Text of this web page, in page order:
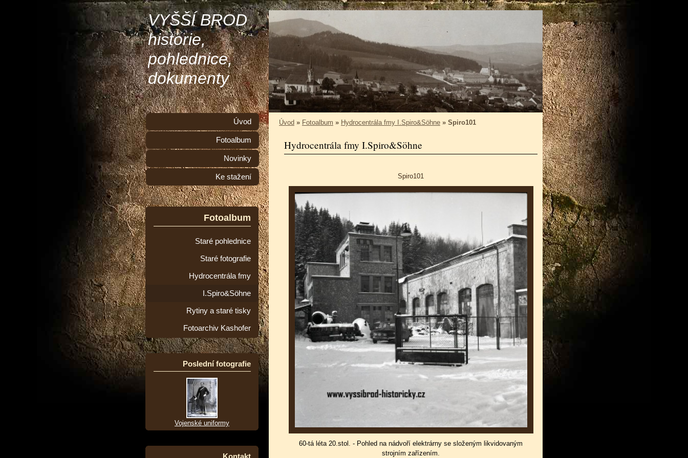
VYŠŠÍ BROD
historie,
pohlednice,
dokumenty
Úvod » Fotoalbum » Hydrocentrála fmy I.Spiro&Söhne » Spiro101
Hydrocentrála fmy I.Spiro&Söhne
Spiro101
60-tá léta 20.stol. - Pohled na nádvoří elektrárny se složeným likvidovaným
strojním zařízením.
Úvod
Fotoalbum
Novinky
Ke stažení
Fotoalbum
Staré pohlednice
Staré fotografie
Hydrocentrála fmy
I.Spiro&Söhne
Rytiny a staré tisky
Fotoarchiv Kashofer
Poslední fotografie
Vojenské uniformy
Kontakt